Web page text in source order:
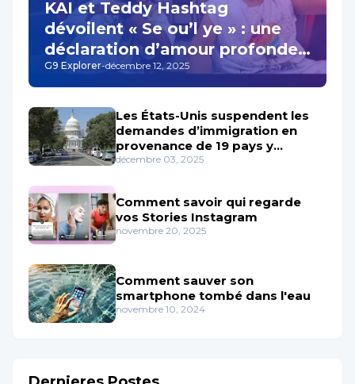
KAI et Teddy Hashtag
dévoilent « Se ou’l ye » : une
déclaration d’amour profonde
qui résonne au cœur de la
musique haïtienne
G9 Explorer-décembre 12, 2025
Les États-Unis suspendent les
demandes d’immigration en
provenance de 19 pays y
Compris Haïti
décembre 03, 2025
Comment savoir qui regarde
vos Stories Instagram
novembre 20, 2025
Comment sauver son
smartphone tombé dans l'eau
novembre 10, 2024